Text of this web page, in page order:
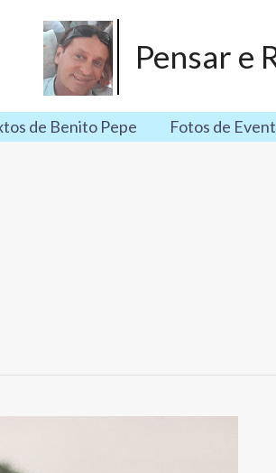
Pensar e
de Benito Pepe Fotos de